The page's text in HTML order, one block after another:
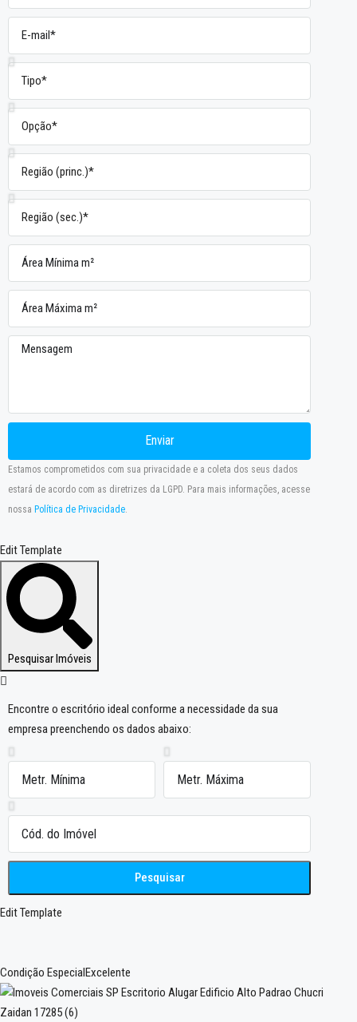
Enviar
Estamos comprometidos com sua privacidade e a coleta dos seus dados
estará de acordo com as diretrizes da LGPD. Para mais informações, acesse
nossa Política de Privacidade
Edit Template
Pesquisar Imóveis
Encontre o escritório ideal conforme a necessidade da sua
empresa preenchendo os dados abaixo:
Pesquisar
Edit Template
Condição EspecialExcelente